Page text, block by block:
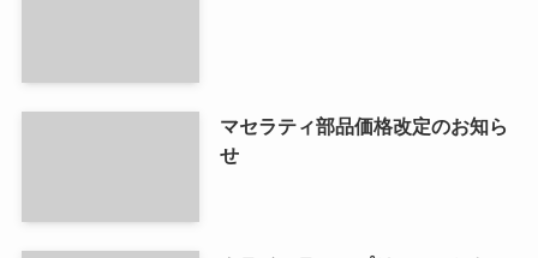
マセラティ部品価格改定のお知ら
せ